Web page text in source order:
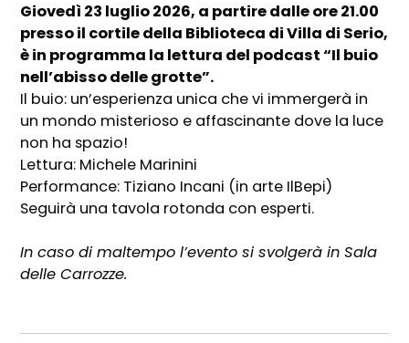
Giovedì 23 luglio 2026, a partire dalle ore 21.00
presso il cortile della Biblioteca di Villa di Serio,
è in programma la lettura del podcast “Il buio
nell’abisso delle grotte”.
Il buio: un’esperienza unica che vi immergerà in
un mondo misterioso e affascinante dove la luce
non ha spazio!
Lettura: Michele Marinini
Performance: Tiziano Incani (in arte IlBepi)
Seguirà una tavola rotonda con esperti.
In caso di maltempo l’evento si svolgerà in Sala
delle Carrozze.